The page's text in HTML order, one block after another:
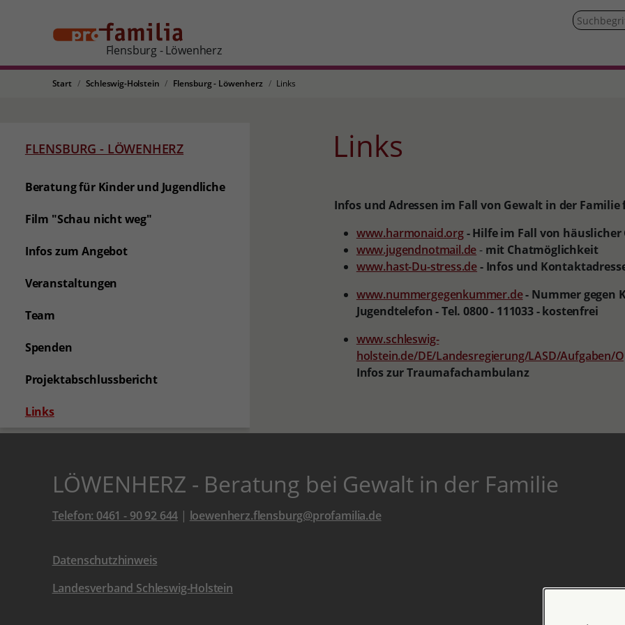
Flensburg - Löwenherz
Start Schleswig-Holstein Flensburg - Löwenherz Links
FLENSBURG - LÖWENHERZ
Beratung für Kinder und Jugendliche
Film "Schau nicht weg"
Infos zum Angebot
Veranstaltungen
Team
Spenden
Projektabschlussbericht
Links(aktuelle Seite)
Links
Infos und Adressen im Fall von Gewalt in der
www.harmonaid.org- Hilfe im Fall von häuslicher
www.jugendnotmail.de- mit Chatmöglichkeit
www.hast-Du-stress.de- Infos und
www.nummergegenkummer.de- Nummer gegen
Jugendtelefon - Tel. 0800 - 111033 - kostenfrei
www.schleswig-
holstein.de/DE/Landesregierung/LASD/
Infos zur Traumafachambulanz
LÖWENHERZ - Beratung bei Gewalt in der Familie
Telefon: 0461 - 90 92 644 | loewenherz.flensburg@profamilia.de
Datenschutzhinweis
Landesverband Schleswig-Holstein